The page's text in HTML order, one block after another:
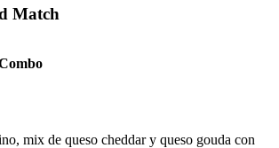
Match
mix de queso cheddar y queso gouda con